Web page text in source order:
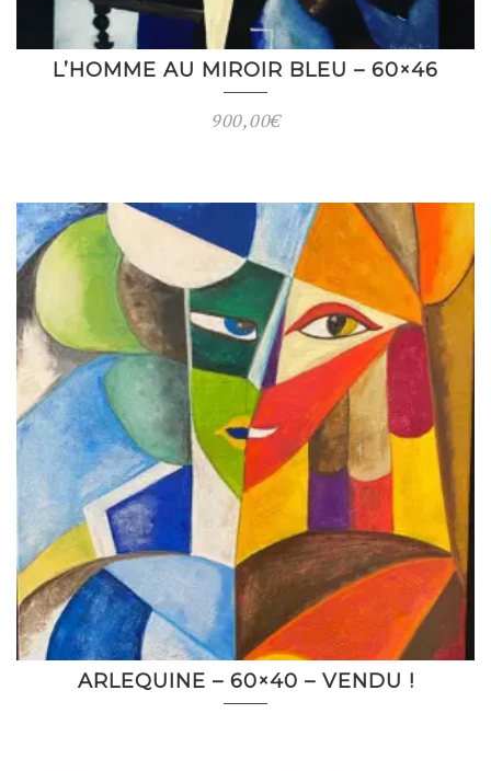
L’HOMME AU MIROIR BLEU – 60×46
900,00€
ARLEQUINE – 60×40 – VENDU !